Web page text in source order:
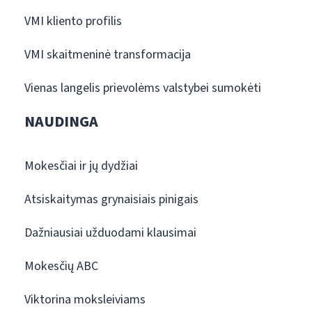
VMI kliento profilis
VMI skaitmeninė transformacija
Vienas langelis prievolėms valstybei sumokėti
NAUDINGA
Mokesčiai ir jų dydžiai
Atsiskaitymas grynaisiais pinigais
Dažniausiai užduodami klausimai
Mokesčių ABC
Viktorina moksleiviams